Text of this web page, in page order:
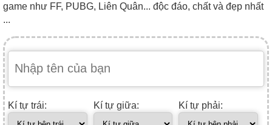
game như FF, PUBG, Liên Quân... độc đáo, chất và đẹp nhất
...
Kí tự trái: Kí tự giữa: Kí tự phải: